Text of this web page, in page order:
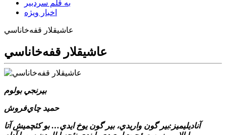
به قلم سردبیر
اخبار ویژه
عاشيقلار قفه‌خاناسي
عاشيقلار قفه‌خاناسي
بيرنجي بولوم
حميد چاي‌فروش
آناديليميز:بير گون واريدي، بير گون يوخ ايدي… بو کئچميش آتا